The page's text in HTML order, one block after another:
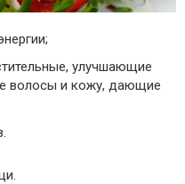
улучшающие
волосы и кожу, дающие